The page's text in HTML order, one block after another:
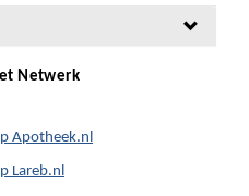
Netwerk
Apotheek.nl
Lareb.nl